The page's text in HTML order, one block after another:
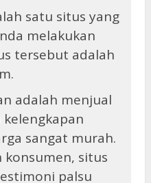
satu situs yang
melakukan
tersebut adalah
adalah menjual
sangat murah.
situs
palsu